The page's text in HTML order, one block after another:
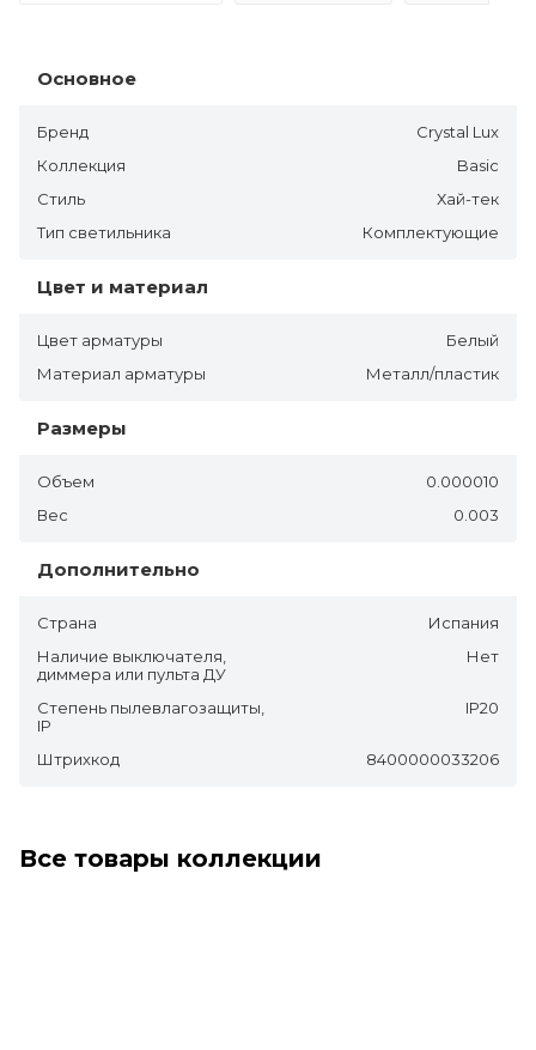
Основное
Бренд
Crystal Lux
Коллекция
Basic
Стиль
Хай-тек
Тип светильника
Комплектующие
Цвет и материал
Цвет арматуры
Белый
Материал арматуры
Металл/пластик
Размеры
Объем
0.000010
Вес
0.003
Дополнительно
Страна
Испания
Наличие выключателя,
диммера или пульта ДУ
Нет
Степень пылевлагозащиты,
IP
IP20
Штрихкод 8400000033206
Все товары коллекции